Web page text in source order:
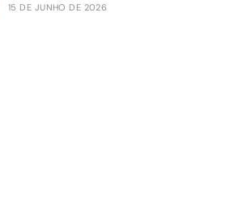
15 DE JUNHO DE 2026